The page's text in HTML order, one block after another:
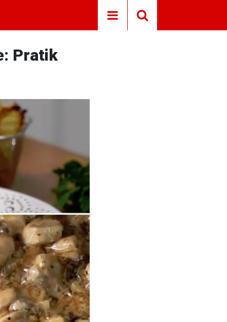
Pratik